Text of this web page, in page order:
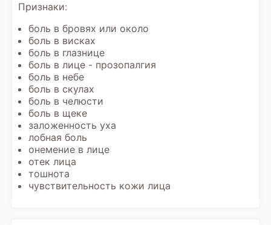
Признаки:
боль в бровях или около
боль в висках
боль в глазнице
боль в лице - прозопалгия
боль в небе
боль в скулах
боль в челюсти
боль в щеке
заложенность уха
лобная боль
онемение в лице
отек лица
тошнота
чувствительность кожи лица